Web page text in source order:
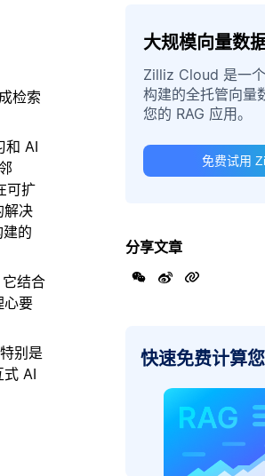
检索
和 AI
可扩
解决
建的
结合
心要
别是
式 AI
大规模向量数
Zilliz Cloud 是一
构建的全托管向量
您的 RAG 应用。
免费试用
分享文章
快速免费计算